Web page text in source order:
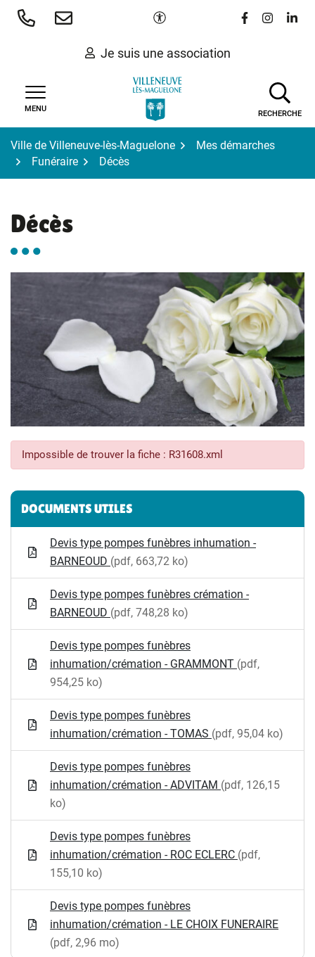
Aller
Paramètres d'accessibilité
Lien vers le
Lien vers
Lien
Je suis une association
MENU
RECHERCHE
Ville de Villeneuve-lès-Maguelone
Mes démarches
Funéraire
Décès
Décès
Impossible de trouver la fiche : R31608.xml
Informations complémentaires
DOCUMENTS UTILES
Devis type pompes funèbres inhumation -
BARNEOUD (pdf, 663,72 ko)
Devis type pompes funèbres crémation -
BARNEOUD (pdf, 748,28 ko)
Devis type pompes funèbres
inhumation/crémation - GRAMMONT (pdf,
954,25 ko)
Devis type pompes funèbres
inhumation/crémation - TOMAS (pdf, 95,04 ko)
Devis type pompes funèbres
inhumation/crémation - ADVITAM (pdf, 126,15
ko)
Devis type pompes funèbres
inhumation/crémation - ROC ECLERC (pdf,
155,10 ko)
Devis type pompes funèbres
inhumation/crémation - LE CHOIX FUNERAIRE
(pdf, 2,96 mo)